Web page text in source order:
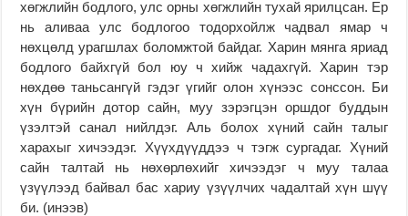
хөгжлийн бодлого, улс орны хөгжлийн тухай ярилцсан. Ер
нь аливаа улс бодлогоо тодорхойлж чадвал ямар ч
нөхцөлд урагшлах боломжтой байдаг. Харин мянга яриад
бодлого байхгүй бол юу ч хийж чадахгүй. Харин тэр
нөхдөө таньсангүй гэдэг үгийг олон хүнээc сонссон. Би
хүн бүрийн дотор сайн, муу зэрэгцэн оршдог буддын
үзэлтэй санал нийлдэг. Аль болох хүний сайн талыг
харахыг хичээдэг. Хүүхдүүддээ ч тэгж сургадаг. Хүний
сайн талтай нь нөхөрлөхийг хичээдэг ч муу талаа
үзүүлээд байвал бас хариу үзүүлчих чадалтай хүн шүү
би. (инээв)